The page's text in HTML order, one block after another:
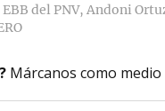
del PNV, Andoni
Márcanos como